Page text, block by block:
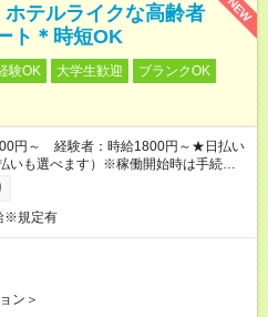
NEW
ホテルライクな高齢者
ト＊時短OK
験OK 大学生歓迎
ブランクOK
円～ 経験者：時給1800円～★日払い
いも選べます）※稼働開始時は手続き完
ます。
※規定有
ン＞